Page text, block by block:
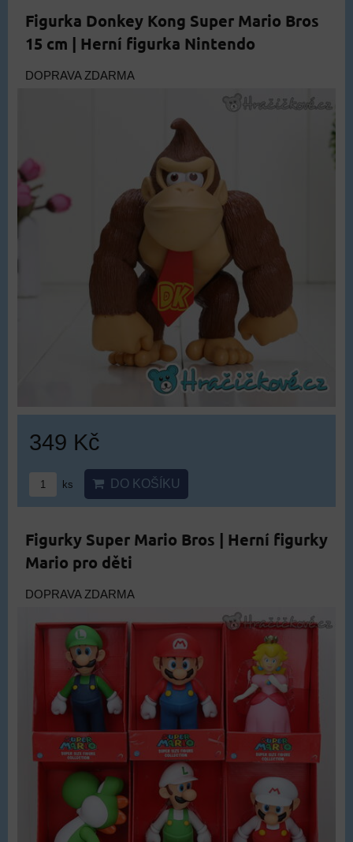
Figurka Donkey Kong Super Mario Bros
15 cm | Herní figurka Nintendo
DOPRAVA ZDARMA
349 Kč
ks DO KOŠÍKU
Figurky Super Mario Bros | Herní figurky
Mario pro děti
DOPRAVA ZDARMA